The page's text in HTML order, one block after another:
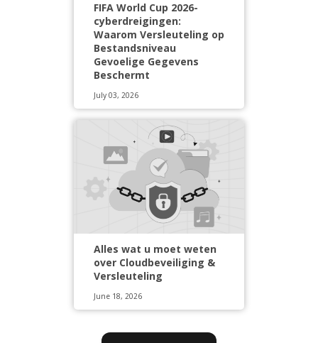
FIFA World Cup 2026-
cyberdreigingen:
Waarom Versleuteling op
Bestandsniveau
Gevoelige Gegevens
Beschermt
July 03, 2026
Alles wat u moet weten
over Cloudbeveiliging &
Versleuteling
June 18, 2026